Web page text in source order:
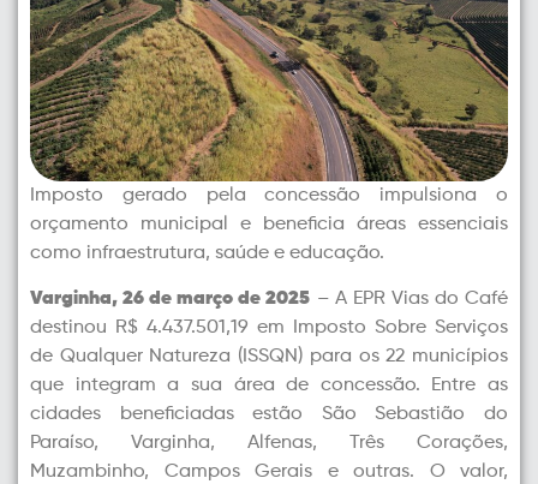
Imposto gerado pela concessão impulsiona o
orçamento municipal e beneficia áreas essenciais
como infraestrutura, saúde e educação.
Varginha, 26 de março de 2025 – A EPR Vias do Café
destinou R$ 4.437.501,19 em Imposto Sobre Serviços
de Qualquer Natureza (ISSQN) para os 22 municípios
que integram a sua área de concessão. Entre as
cidades beneficiadas estão São Sebastião do
Paraíso, Varginha, Alfenas, Três Corações,
Muzambinho, Campos Gerais e outras. O valor,